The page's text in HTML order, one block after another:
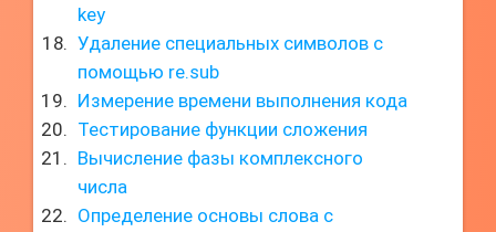
key
Удаление специальных символов с
помощью re.sub
Измерение времени выполнения кода
Тестирование функции сложения
Вычисление фазы комплексного
числа
Определение основы слова с